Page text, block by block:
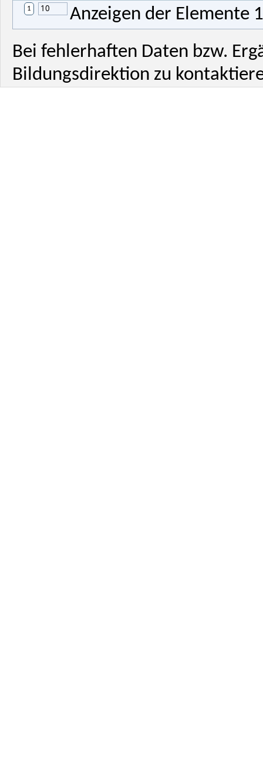
1 10 Anzeigen der Elemente
Bei fehlerhaften Daten bzw.
Bildungsdirektion zu